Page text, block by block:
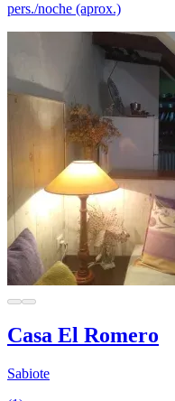
pers./noche (aprox.)
Casa El Romero
Sabiote